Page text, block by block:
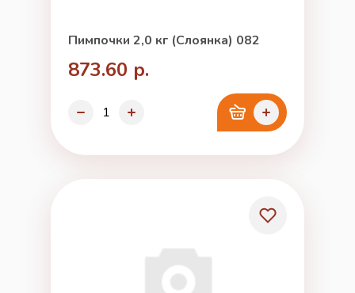
Пимпочки 2,0 кг (Слоянка) 082
873.60 р.